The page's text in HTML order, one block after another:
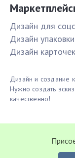
Дизайн для
Дизайн
Дизайн
Дизайн и создание
Нужно создать
качественно!